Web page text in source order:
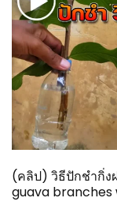
(คลิป) วิธีปักชำกิ่ง
guava